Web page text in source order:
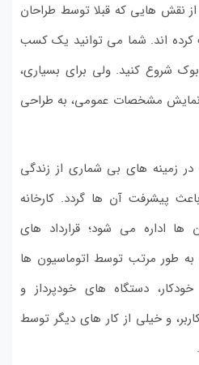
نقش هایی که قبلا توسط طراحان
اند. شما می توانید یک کسب
شروع کنید. ولی برای بسیاری،
مشخصات عمومی، به طراحی
در زمینه های بی شماری از زندگی
پیشرفت آن ها گردد. کارخانه
اداره می شود؛ قرارداد های
به طور مرتب توسط اتوماسیون ها
دستگاه های خودپرداز و
و خیلی از کار های دیگر توسط